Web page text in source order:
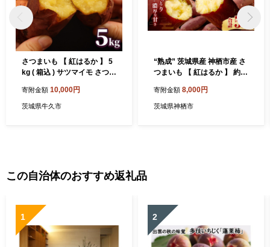
さつまいも 【 紅はるか 】 5
kg ( 箱込 ) サツマイモ さつま
焼き芋 スイーツ おやつ 国産
寄附金額 10,000円
茨城県牛久市
“熟成” 茨城県産 神栖市産 さ
つまいも 【 紅はるか 】 約5
やさい 国産
寄附金額 8,000円
茨城県神栖市
この自治体のおすすめ返礼品
1 2